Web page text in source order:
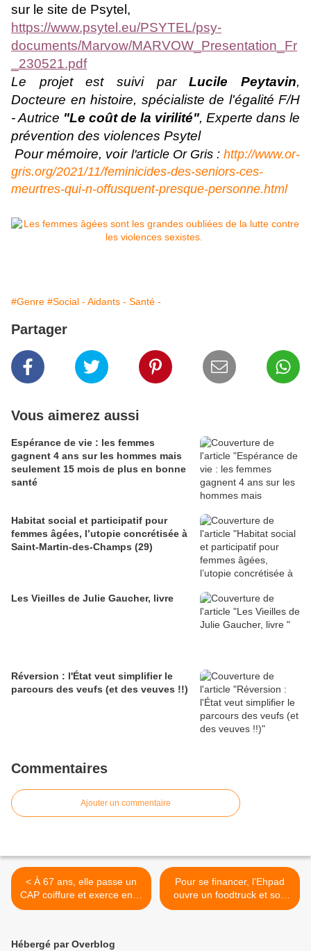
sur le site de Psytel,
https://www.psytel.eu/PSYTEL/psy-
documents/Marvow/MARVOW_Presentation_Fr
_230521.pdf
Le projet est suivi parLucile Peytavin,
Docteure en histoire, spécialiste de l'égalité F/H
- Autrice "Le coût de la virilité", Experte dans le
prévention des violences Psytel
Pour mémoire, voir l'article Or Gris : http://www.or-
gris.org/2021/11/feminicides-des-seniors-ces-
meurtres-qui-n-offusquent-presque-personne.html
#Genre #Social - Aidants - Santé -
Partager
Vous aimerez aussi
Espérance de vie : les femmes
gagnent 4 ans sur les hommes mais
seulement 15 mois de plus en bonne
santé
Habitat social et participatif pour
femmes âgées, l’utopie concrétisée à
Saint-Martin-des-Champs (29)
Les Vieilles de Julie Gaucher, livre
Réversion : l'État veut simplifier le
parcours des veufs (et des veuves !!)
Commentaires
Ajouter un commentaire
< À 67 ans, elle passe un
CAP coiffure et exerce enfin
le métier de ses rêves
Pour se financer, l’Ehpad
ouvre un foodtruck et son
restaurant au grand public !
Hébergé par Overblog